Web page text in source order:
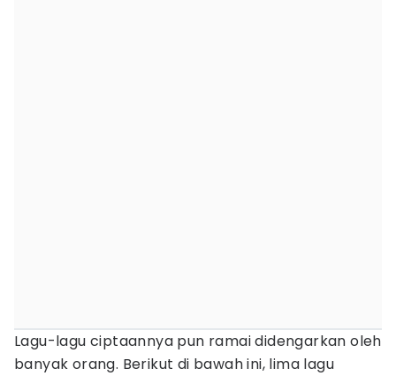
Lagu-lagu ciptaannya pun ramai didengarkan oleh
banyak orang. Berikut di bawah ini, lima lagu